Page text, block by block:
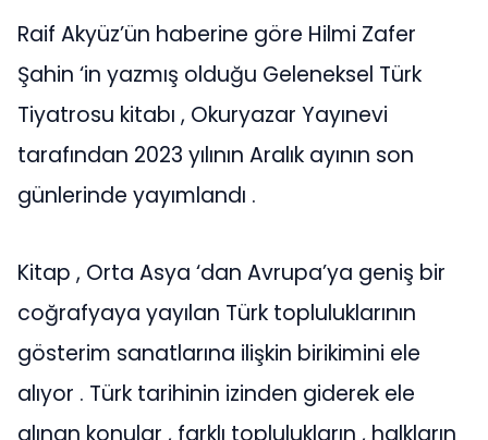
Raif Akyüz’ün haberine göre Hilmi Zafer
Şahin ‘in yazmış olduğu Geleneksel Türk
Tiyatrosu kitabı , Okuryazar Yayınevi
tarafından 2023 yılının Aralık ayının son
günlerinde yayımlandı .
Kitap , Orta Asya ‘dan Avrupa’ya geniş bir
coğrafyaya yayılan Türk topluluklarının
gösterim sanatlarına ilişkin birikimini ele
alıyor . Türk tarihinin izinden giderek ele